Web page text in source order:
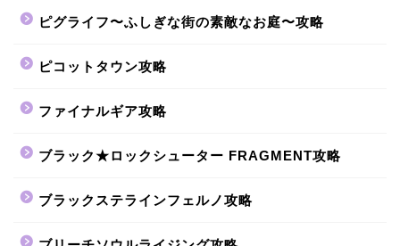
ピグライフ〜ふしぎな街の素敵なお庭〜攻略
ピコットタウン攻略
ファイナルギア攻略
ブラック★ロックシューター FRAGMENT攻略
ブラックステラインフェルノ攻略